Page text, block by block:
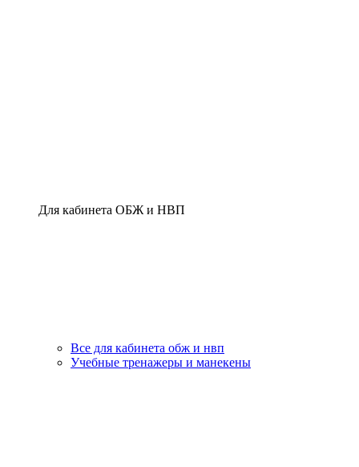
Для кабинета ОБЖ и НВП
Все для кабинета обж и нвп
Учебные тренажеры и манекены